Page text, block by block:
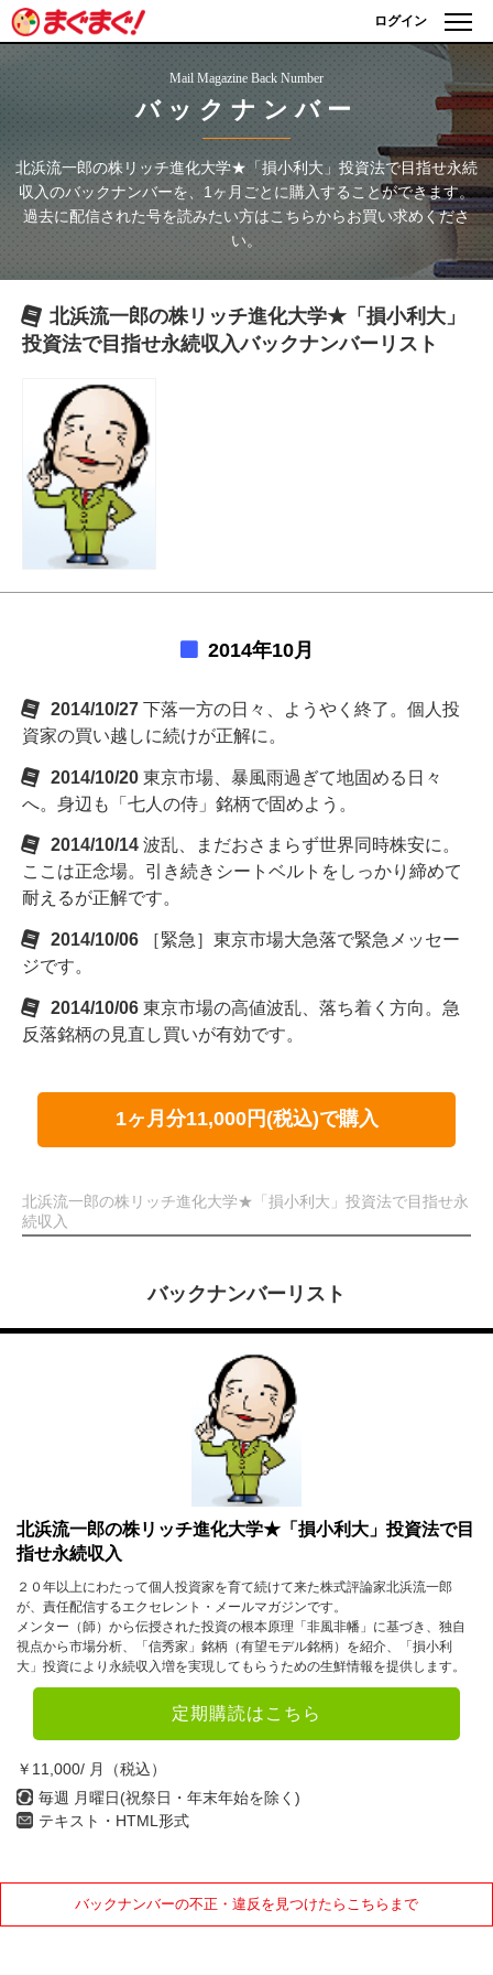
ログイン
Mail Magazine Back Number
バックナンバー
北浜流一郎の株リッチ進化大学★「損小利大」投資法で目指せ永続
収入のバックナンバーを、1ヶ月ごとに購入することができます。
過去に配信された号を読みたい方はこちらからお買い求めくださ
い。
北浜流一郎の株リッチ進化大学★「損小利大」
投資法で目指せ永続収入バックナンバーリスト
2014年10月
2014/10/27 下落一方の日々、ようやく終了。個人投
資家の買い越しに続けが正解に。
2014/10/20 東京市場、暴風雨過ぎて地固める日々
へ。身辺も「七人の侍」銘柄で固めよう。
2014/10/14 波乱、まだおさまらず世界同時株安に。
ここは正念場。引き続きシートベルトをしっかり締めて
耐えるが正解です。
2014/10/06
［緊急］東京市場大急落で緊急メッセー
ジです。
2014/10/06 東京市場の高値波乱、落ち着く方向。急
反落銘柄の見直し買いが有効です。
1ヶ月分11,000円(税込)で購入
北浜流一郎の株リッチ進化大学★「損小利大」投資法で目指せ永
続収入
バックナンバーリスト
北浜流一郎の株リッチ進化大学★「損小利大」投資法で目
指せ永続収入
２０年以上にわたって個人投資家を育て続けて来た株式評論家北浜流一郎
が、責任配信するエクセレント・メールマガジンです。
メンター（師）から伝授された投資の根本原理「非風非幡」に基づき、独自
視点から市場分析、「信秀家」銘柄（有望モデル銘柄）を紹介、「損小利
大」投資により永続収入増を実現してもらうための生鮮情報を提供します。
定期購読はこちら
￥11,000/ 月（税込）
毎週 月曜日(祝祭日・年末年始を除く)
テキスト・HTML形式
バックナンバーの不正・違反を見つけたらこちらまで